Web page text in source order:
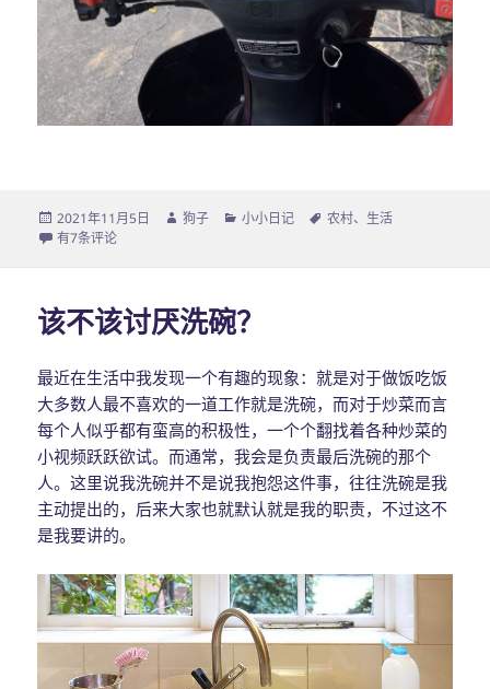
发
布
2021年11月5日
作
狗子
分
小小日记
标
农村、 生活
家乡，好美
有7条评论
该不该讨厌洗碗？
最近在生活中我发现一个有趣的现象：就是对于做饭吃饭
大多数人最不喜欢的一道工作就是洗碗，而对于炒菜而言
每个人似乎都有蛮高的积极性，一个个翻找着各种炒菜的
小视频跃跃欲试。而通常，我会是负责最后洗碗的那个
人。这里说我洗碗并不是说我抱怨这件事，往往洗碗是我
主动提出的，后来大家也就默认就是我的职责，不过这不
是我要讲的。